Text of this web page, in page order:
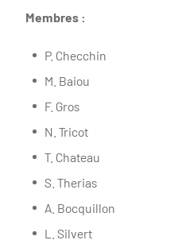
Membres :
P. Checchin
M. Baiou
F. Gros
N. Tricot
T. Chateau
S. Therias
A. Bocquillon
L. Silvert